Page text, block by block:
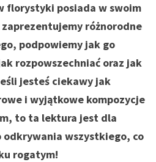
florystyki posiada w swoim
różnorodne
podpowiemy jak go
rozpowszechniać oraz jak
jesteś ciekawy jak
i wyjątkowe kompozycje
to ta lektura jest dla
odkrywania wszystkiego, co
rogatym!